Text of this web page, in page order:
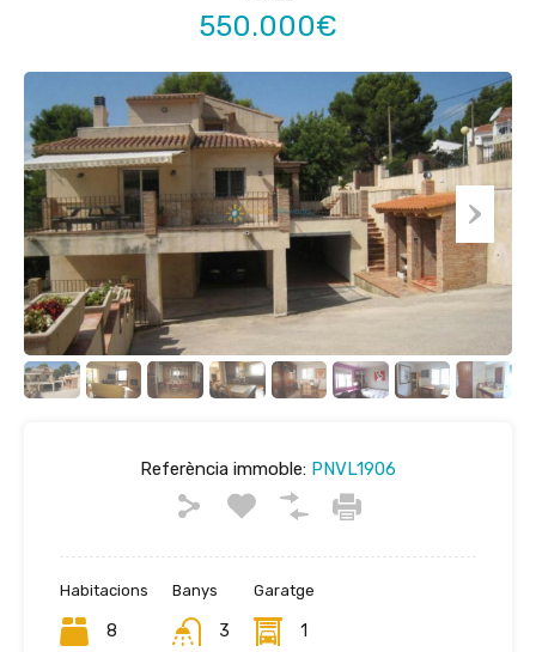
550.000€
Referència immoble: PNVL1906
Habitacions
8
Banys
3
Garatge
1